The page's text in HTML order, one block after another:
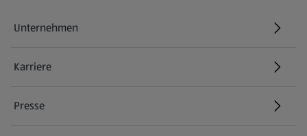
Unternehmen
Karriere
(öffnet in einem neuen Tab)
Presse